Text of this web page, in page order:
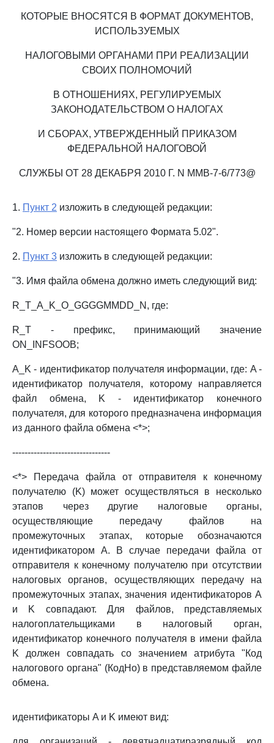
КОТОРЫЕ ВНОСЯТСЯ В ФОРМАТ ДОКУМЕНТОВ,
ИСПОЛЬЗУЕМЫХ
НАЛОГОВЫМИ ОРГАНАМИ ПРИ РЕАЛИЗАЦИИ
СВОИХ ПОЛНОМОЧИЙ
В ОТНОШЕНИЯХ, РЕГУЛИРУЕМЫХ
ЗАКОНОДАТЕЛЬСТВОМ О НАЛОГАХ
И СБОРАХ, УТВЕРЖДЕННЫЙ ПРИКАЗОМ
ФЕДЕРАЛЬНОЙ НАЛОГОВОЙ
СЛУЖБЫ ОТ 28 ДЕКАБРЯ 2010 Г. N ММВ-7-6/773@
1. Пункт 2 изложить в следующей редакции:
"2. Номер версии настоящего Формата 5.02".
2. Пункт 3 изложить в следующей редакции:
"3. Имя файла обмена должно иметь следующий вид:
R_T_A_K_O_GGGGMMDD_N, где:
R_T - префикс, принимающий значение
ON_INFSOOB;
A_K - идентификатор получателя информации, где: A -
идентификатор получателя, которому направляется
файл обмена, K - идентификатор конечного
получателя, для которого предназначена информация
из данного файла обмена <*>;
--------------------------------
<*> Передача файла от отправителя к конечному
получателю (K) может осуществляться в несколько
этапов через другие налоговые органы,
осуществляющие передачу файлов на
промежуточных этапах, которые обозначаются
идентификатором A. В случае передачи файла от
отправителя к конечному получателю при отсутствии
налоговых органов, осуществляющих передачу на
промежуточных этапах, значения идентификаторов A
и K совпадают. Для файлов, представляемых
налогоплательщиками в налоговый орган,
идентификатор конечного получателя в имени файла
K должен совпадать со значением атрибута "Код
налогового органа" (КодНо) в представляемом файле
обмена.
идентификаторы A и K имеют вид: